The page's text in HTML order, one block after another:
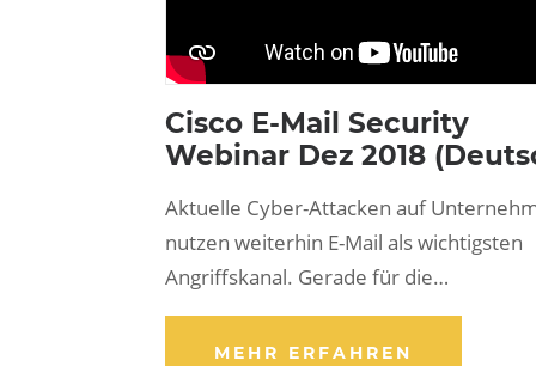
Cisco E-Mail Security
Webinar Dez 2018
Aktuelle Cyber-Attacken auf
nutzen weiterhin E-Mail als wichtigsten
Angriffskanal. Gerade für die…
MEHR ERFAHREN